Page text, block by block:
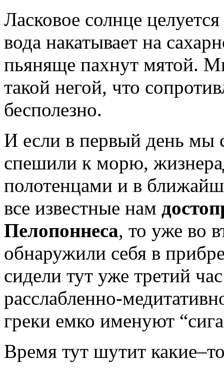
Ласковое солнце
вода накатывает на
пьяняще пахнут мятой.
такой негой, что
бесполезно.
И если в первый день мы
спешили к морю,
полотенцами и в
все известные нам
Пелопоннеса, то уже во
обнаружили себя в
сидели тут уже третий
расслабленно-
греки емко именуют
Время тут шутит